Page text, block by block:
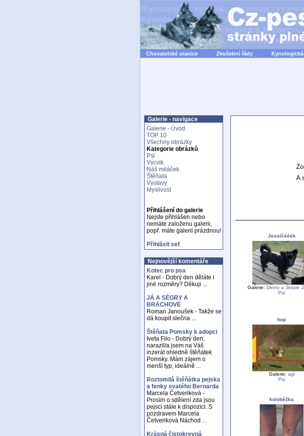
Chovatelské stanice Zkušební řády
Galerie - navigace
Galerie - Úvod
TOP 10
Všechny obrázky
Kategorie obrázků
Psi
Výcvik
Náš miláček
Štěňata
Výstavy
Myslivost
Přihlášení do galerie
Nejste přihlášen nebo
nemáte založenu galerii,
popř. máte galerii prázdnou!
Přihlásit se!
Nejnovější komentáře
Kotec pro psa
Karel - Dobrý den děláte i
jiné rozměry? Děkuji ...
JÁ A SÉGRY A
BRÁCHOVÉ
Roman Janoušek - Takže se
dá koupit slečna ...
Štěňata Pomsky k adopci
Iveta Filo - Dobrý den,
narazil/a jsem na Váš
inzerát ohledně štěňátek
Pomsky. Mám zájem o
menší typ, ideálně ...
Roztomilá štěňátka pejska
a fenky svatého Bernarda
Marcela Četveriková -
Prosím o sdělení zda jsou
pejsci stále k dispozici. S
pozdravem Marcela
Četveriková Náchod ...
Krásná čistokrevná
A
Jessíčééék
Galerie: Dinno a Jessie
Psi
hop
Galerie: agi
Psi
koloběžka